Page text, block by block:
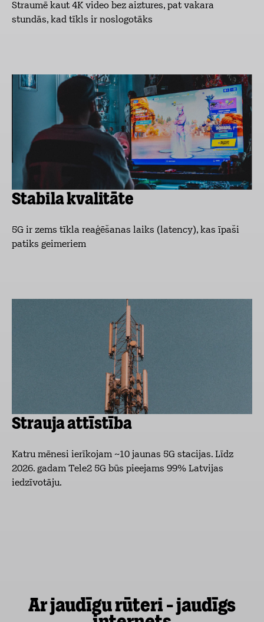
Straumē kaut 4K video bez aiztures, pat vakara
stundās, kad tīkls ir noslogotāks
Stabila kvalitāte
5G ir zems tīkla reaģēšanas laiks (latency), kas īpaši
patiks geimeriem
Strauja attīstība
Katru mēnesi ierīkojam ~10 jaunas 5G stacijas. Līdz
2026. gadam Tele2 5G būs pieejams 99% Latvijas
iedzīvotāju.
Ar jaudīgu rūteri - jaudīgs